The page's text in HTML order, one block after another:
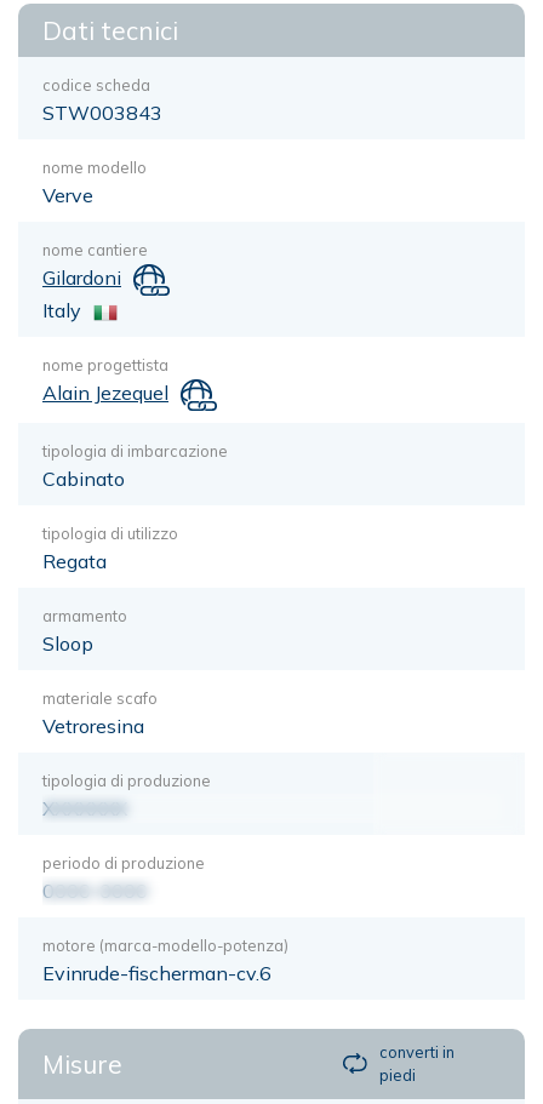
Dati tecnici
codice scheda
STW003843
nome modello
Verve
nome cantiere
Gilardoni
Italy
nome progettista
Alain Jezequel
tipologia di imbarcazione
Cabinato
tipologia di utilizzo
Regata
armamento
Sloop
materiale scafo
Vetroresina
tipologia di produzione
XXXXXXX
periodo di produzione
0000-0000
motore (marca-modello-potenza)
Evinrude-fischerman-cv.6
Misure
converti in
piedi